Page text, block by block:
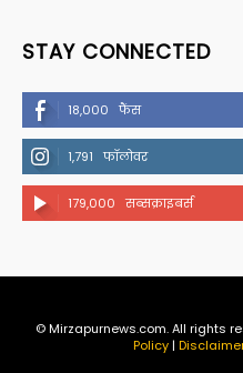
STAY CONNECTED
18,000 फैंस
1,791 फॉलोवर
179,000 सब्सक्राइबर्स
© Mirzapurnews.com. All rights
Policy|